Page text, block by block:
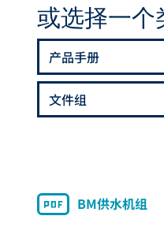
或选择一个
BM供水机组